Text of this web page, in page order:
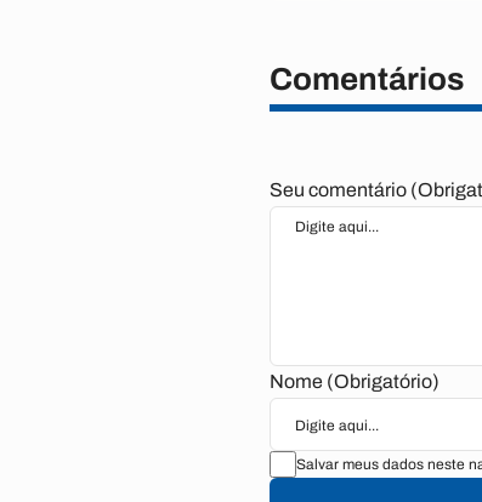
Comentários
Seu comentário
Nome (Obrigatório)
Salvar meus dados neste